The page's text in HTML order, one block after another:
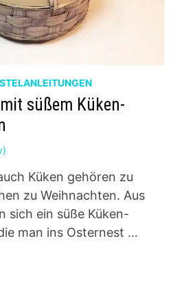
süßem Küken-
Küken gehören zu
zu Weihnachten. Aus
sich ein süße Küken-
man ins Osternest …